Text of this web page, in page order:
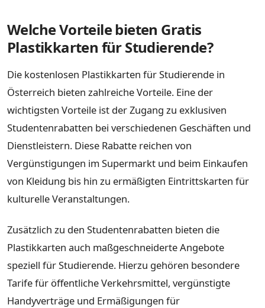
Welche Vorteile bieten Gratis
Plastikkarten für Studierende?
Die kostenlosen Plastikkarten für Studierende in
Österreich bieten zahlreiche Vorteile. Eine der
wichtigsten Vorteile ist der Zugang zu exklusiven
Studentenrabatten bei verschiedenen Geschäften und
Dienstleistern. Diese Rabatte reichen von
Vergünstigungen im Supermarkt und beim Einkaufen
von Kleidung bis hin zu ermäßigten Eintrittskarten für
kulturelle Veranstaltungen.
Zusätzlich zu den Studentenrabatten bieten die
Plastikkarten auch maßgeschneiderte Angebote
speziell für Studierende. Hierzu gehören besondere
Tarife für öffentliche Verkehrsmittel, vergünstigte
Handyverträge und Ermäßigungen für